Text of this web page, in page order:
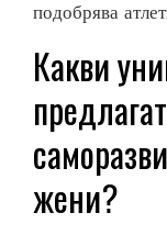
подобрява
Какви
жени?